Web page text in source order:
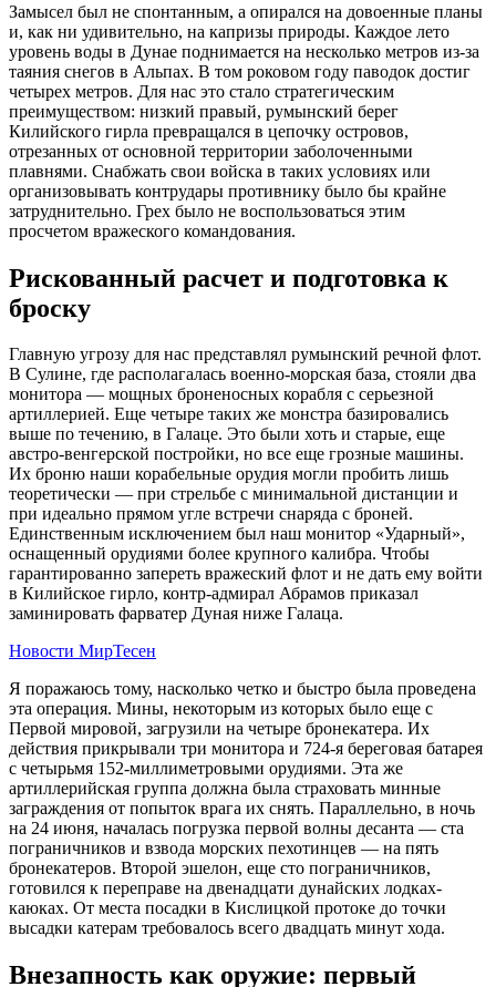
Замысел был не спонтанным, а опирался на довоенные планы
и, как ни удивительно, на капризы природы. Каждое лето
уровень воды в Дунае поднимается на несколько метров из-за
таяния снегов в Альпах. В том роковом году паводок достиг
четырех метров. Для нас это стало стратегическим
преимуществом: низкий правый, румынский берег
Килийского гирла превращался в цепочку островов,
отрезанных от основной территории заболоченными
плавнями. Снабжать свои войска в таких условиях или
организовывать контрудары противнику было бы крайне
затруднительно. Грех было не воспользоваться этим
просчетом вражеского командования.
Рискованный расчет и подготовка к
броску
Главную угрозу для нас представлял румынский речной флот.
В Сулине, где располагалась военно-морская база, стояли два
монитора — мощных броненосных корабля с серьезной
артиллерией. Еще четыре таких же монстра базировались
выше по течению, в Галаце. Это были хоть и старые, еще
австро-венгерской постройки, но все еще грозные машины.
Их броню наши корабельные орудия могли пробить лишь
теоретически — при стрельбе с минимальной дистанции и
при идеально прямом угле встречи снаряда с броней.
Единственным исключением был наш монитор «Ударный»,
оснащенный орудиями более крупного калибра. Чтобы
гарантированно запереть вражеский флот и не дать ему войти
в Килийское гирло, контр-адмирал Абрамов приказал
заминировать фарватер Дуная ниже Галаца.
Новости МирТесен
Я поражаюсь тому, насколько четко и быстро была проведена
эта операция. Мины, некоторым из которых было еще с
Первой мировой, загрузили на четыре бронекатера. Их
действия прикрывали три монитора и 724-я береговая батарея
с четырьмя 152-миллиметровыми орудиями. Эта же
артиллерийская группа должна была страховать минные
заграждения от попыток врага их снять. Параллельно, в ночь
на 24 июня, началась погрузка первой волны десанта — ста
пограничников и взвода морских пехотинцев — на пять
бронекатеров. Второй эшелон, еще сто пограничников,
готовился к переправе на двенадцати дунайских лодках-
каюках. От места посадки в Кислицкой протоке до точки
высадки катерам требовалось всего двадцать минут хода.
Внезапность как оружие: первый